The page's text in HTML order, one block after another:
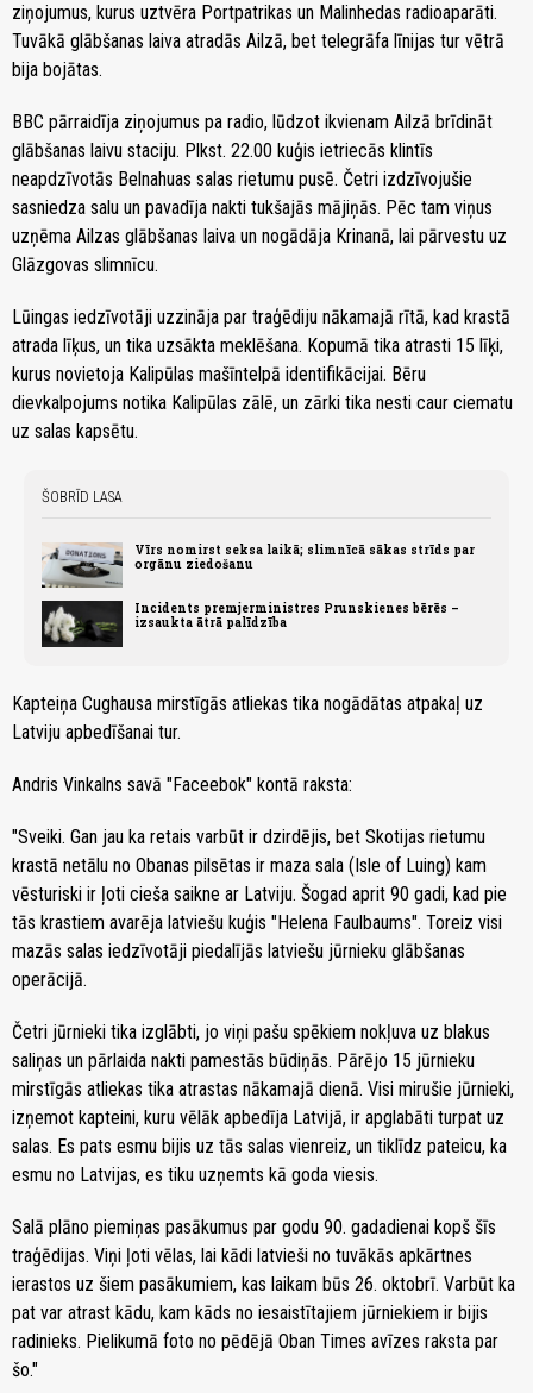
ziņojumus, kurus uztvēra Portpatrikas un Malinhedas radioaparāti.
Tuvākā glābšanas laiva atradās Ailzā, bet telegrāfa līnijas tur vētrā
bija bojātas.
BBC pārraidīja ziņojumus pa radio, lūdzot ikvienam Ailzā brīdināt
glābšanas laivu staciju. Plkst. 22.00 kuģis ietriecās klintīs
neapdzīvotās Belnahuas salas rietumu pusē. Četri izdzīvojušie
sasniedza salu un pavadīja nakti tukšajās mājiņās. Pēc tam viņus
uzņēma Ailzas glābšanas laiva un nogādāja Krinanā, lai pārvestu uz
Glāzgovas slimnīcu.
Lūingas iedzīvotāji uzzināja par traģēdiju nākamajā rītā, kad krastā
atrada līķus, un tika uzsākta meklēšana. Kopumā tika atrasti 15 līķi,
kurus novietoja Kalipūlas mašīntelpā identifikācijai. Bēru
dievkalpojums notika Kalipūlas zālē, un zārki tika nesti caur ciematu
uz salas kapsētu.
ŠOBRĪD LASA
Vīrs nomirst seksa laikā; slimnīcā sākas strīds par
orgānu ziedošanu
Incidents premjerministres Prunskienes bērēs –
izsaukta ātrā palīdzība
Kapteiņa Cughausa mirstīgās atliekas tika nogādātas atpakaļ uz
Latviju apbedīšanai tur.
Andris Vinkalns savā "Faceebok" kontā raksta:
"Sveiki. Gan jau ka retais varbūt ir dzirdējis, bet Skotijas rietumu
krastā netālu no Obanas pilsētas ir maza sala (Isle of Luing) kam
vēsturiski ir ļoti cieša saikne ar Latviju. Šogad aprit 90 gadi, kad pie
tās krastiem avarēja latviešu kuģis "Helena Faulbaums". Toreiz visi
mazās salas iedzīvotāji piedalījās latviešu jūrnieku glābšanas
operācijā.
Četri jūrnieki tika izglābti, jo viņi pašu spēkiem nokļuva uz blakus
saliņas un pārlaida nakti pamestās būdiņās. Pārējo 15 jūrnieku
mirstīgās atliekas tika atrastas nākamajā dienā. Visi mirušie jūrnieki,
izņemot kapteini, kuru vēlāk apbedīja Latvijā, ir apglabāti turpat uz
salas. Es pats esmu bijis uz tās salas vienreiz, un tiklīdz pateicu, ka
esmu no Latvijas, es tiku uzņemts kā goda viesis.
Salā plāno piemiņas pasākumus par godu 90. gadadienai kopš šīs
traģēdijas. Viņi ļoti vēlas, lai kādi latvieši no tuvākās apkārtnes
ierastos uz šiem pasākumiem, kas laikam būs 26. oktobrī. Varbūt ka
pat var atrast kādu, kam kāds no iesaistītajiem jūrniekiem ir bijis
radinieks. Pielikumā foto no pēdējā Oban Times avīzes raksta par
šo."